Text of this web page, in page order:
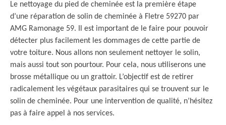
Le nettoyage du pied de cheminée est la première étape
d’une réparation de solin de cheminée à Fletre 59270 par
AMG Ramonage 59. Il est important de le faire pour pouvoir
détecter plus facilement les dommages de cette partie de
votre toiture. Nous allons non seulement nettoyer le solin,
mais aussi tout son pourtour. Pour cela, nous utiliserons une
brosse métallique ou un grattoir. L’objectif est de retirer
radicalement les végétaux parasitaires qui se trouvent sur le
solin de cheminée. Pour une intervention de qualité, n’hésitez
pas à faire appel à nos services.